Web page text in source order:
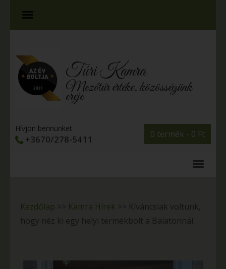
Túri Kamra
Mezőtúr értéke, közösségünk
ereje
0 termék - 0 Ft
Hívjon bennünket
+3670/278-5411
Kezdőlap >> Kamra Hírek >> Kíváncsiak voltunk,
hogy néz ki egy helyi termékbolt a Balatonnál…